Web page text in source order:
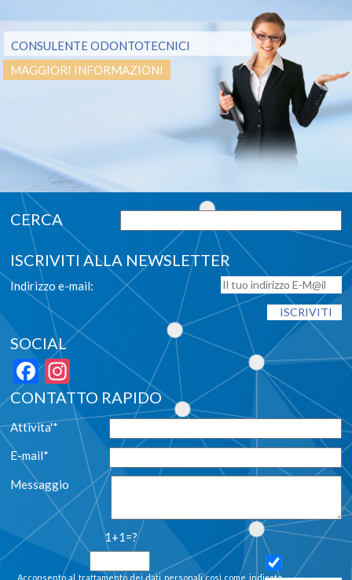
CONSULENTE ODONTOTECNICI
MAGGIORI INFORMAZIONI
ISCRIVITI ALLA NEWSLETTER
Indirizzo e-mail:
SOCIAL
Facebook
Instagram
CONTATTO RAPIDO
Attivita'*
E-mail*
Messaggio
1+1=?
Acconsento al trattamento dei dati personali così come indicato